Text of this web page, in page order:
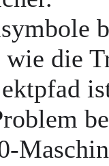
wie die